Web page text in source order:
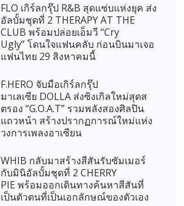
FLO เกิร์ลกรุ๊ป R&B สุดแซ่บแห่งยุค ส่ง
อัลบั้มชุดที่ 2 THERAPY AT THE
CLUB พร้อมปล่อยเอ็มวี “Cry
Ugly” โดนใจแฟนคลับ ก่อนบินมาเจอ
แฟนไทย 29 สิงหาคมนี้
F.HERO จับมือเกิร์ลกรุ๊ป
มาเลเซีย DOLLA ส่งซิงเกิลใหม่สุดส
ตรอง “G.O.A.T” รวมพลังสองศิลปิน
แถวหน้า สร้างปรากฏการณ์ใหม่แห่ง
วงการเพลงอาเซียน
WHIB กลับมาสร้างสีสันรับซัมเมอร์
กับมินิอัลบั้มชุดที่ 2 CHERRY
PIE พร้อมออกเดินทางค้นหาสีสันที่
เป็นตัวตนที่เป็นเอกลักษณ์ของตัวเอง